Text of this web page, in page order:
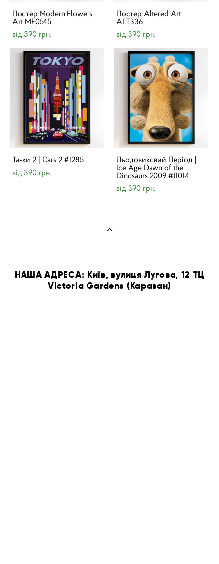
Постер Modern Flowers
Art MF0545
від 390 грн.
Постер Altered Art
ALT336
від 390 грн.
Тачки 2 | Cars 2 #1285
від 390 грн.
Льодовиковий Період |
Ice Age Dawn of the
Dinosaurs 2009 #11014
від 390 грн.
НАША АДРЕСА: Київ, вулиця Лугова, 12 ТЦ
Victoria Gardens (Караван)